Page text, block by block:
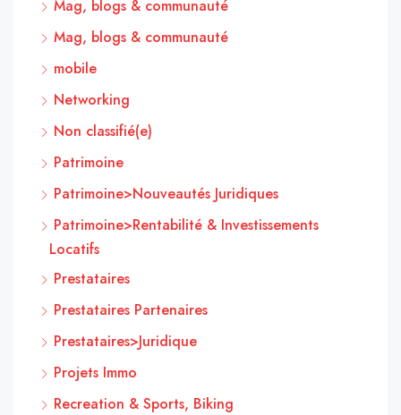
Mag, blogs & communauté
Mag, blogs & communauté
mobile
Networking
Non classifié(e)
Patrimoine
Patrimoine>Nouveautés Juridiques
Patrimoine>Rentabilité & Investissements
Locatifs
Prestataires
Prestataires Partenaires
Prestataires>Juridique
Projets Immo
Recreation & Sports, Biking